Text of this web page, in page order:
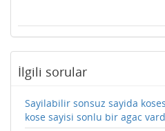
İlgili sorular
Sayilabilir sonsuz sayida
kose sayisi sonlu bir agac